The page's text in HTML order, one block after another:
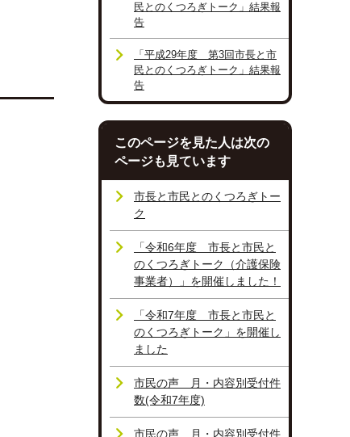
民とのくつろぎトーク」結果報
告
「平成29年度 第3回市長と市
民とのくつろぎトーク」結果報
告
このページを見た人は次の
ページも見ています
市長と市民とのくつろぎトー
ク
「令和6年度 市長と市民と
のくつろぎトーク（介護保険
事業者）」を開催しました！
「令和7年度 市長と市民と
のくつろぎトーク」を開催し
ました
市民の声 月・内容別受付件
数(令和7年度)
市民の声 月・内容別受付件